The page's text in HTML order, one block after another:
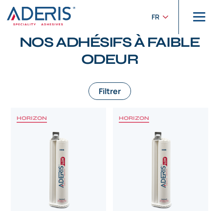
FR
NOS ADHÉSIFS À FAIBLE
ODEUR
Filtrer
HORIZON HORIZON